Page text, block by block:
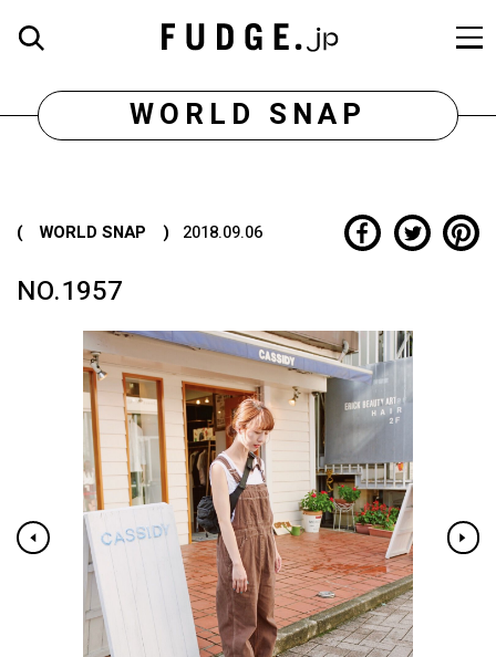
WORLD SNAP
( WORLD SNAP ) 2018.09.06
NO.1957